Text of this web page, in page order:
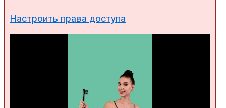
Настроить права доступа